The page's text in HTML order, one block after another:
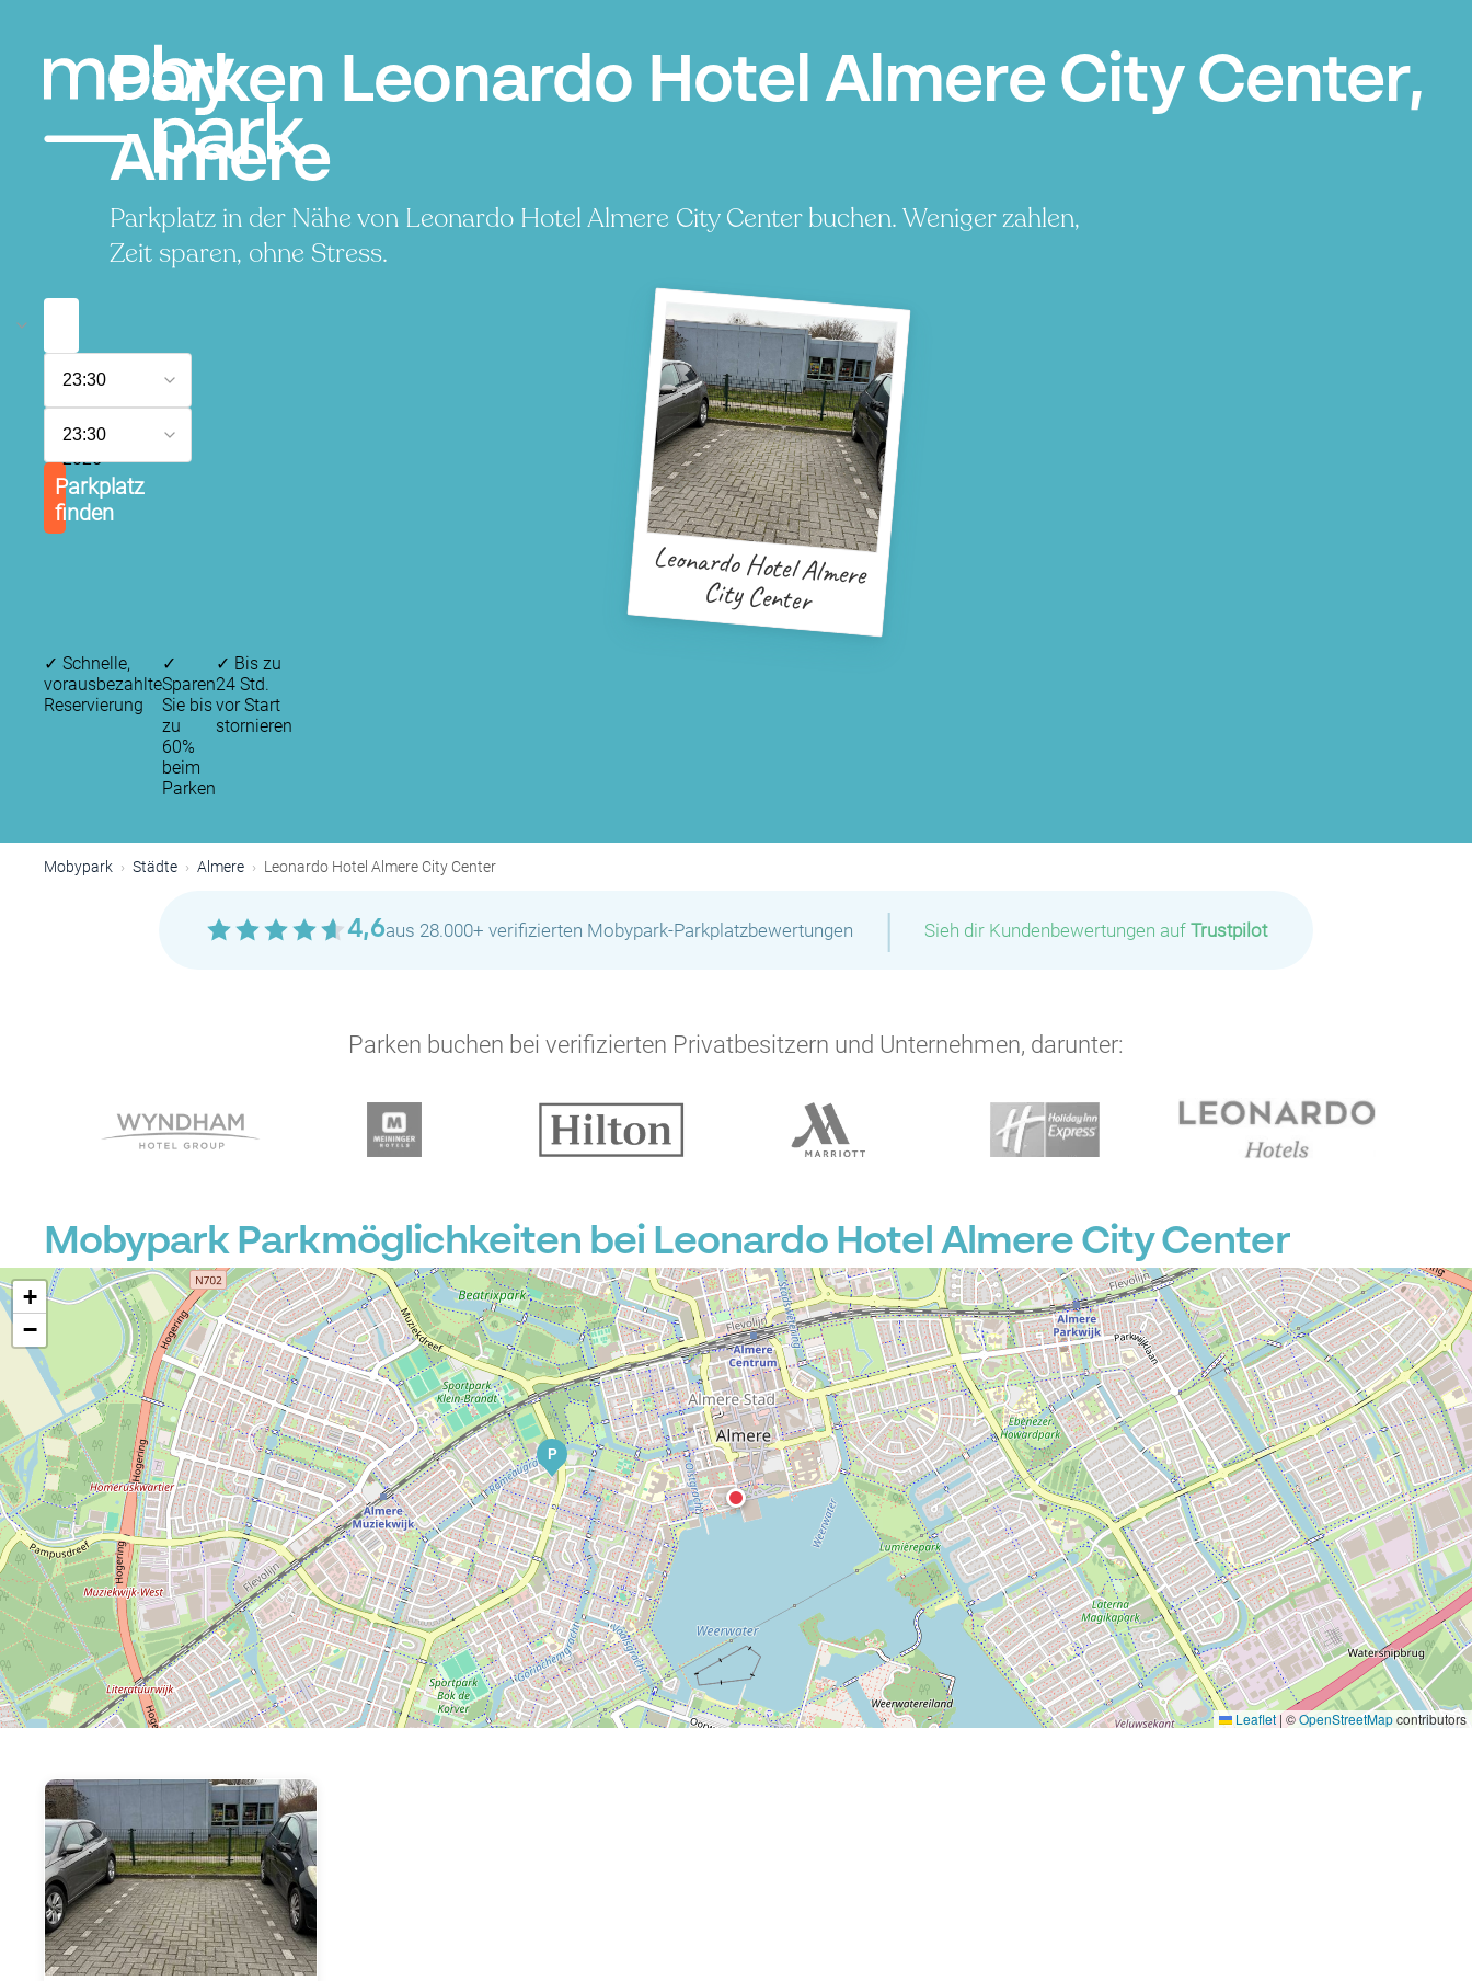
Parken Leonardo Hotel Almere City Center,
Almere
Parkplatz in der Nähe von Leonardo Hotel Almere City Center buchen. Weniger zahlen,
Zeit sparen, ohne Stress.
August
2026
23:30
August
2026
23:30
Parkplatz
finden
Leonardo Hotel Almere
City Center
✓ Schnelle,
vorausbezahlte
Reservierung
✓
Sparen
Sie bis
zu
60%
beim
Parken
✓ Bis zu
24 Std.
vor Start
stornieren
Mobypark Städte Almere Leonardo Hotel Almere City Center
4,6aus 28.000+ verifizierten Mobypark-Parkplatzbewertungen | Sieh dir Kundenbewertungen auf Trustpilot
Parken buchen bei verifizierten Privatbesitzern und Unternehmen, darunter:
Mobypark Parkmöglichkeiten bei Leonardo Hotel Almere City Center
P
+
−
Leaflet| ©OpenStreetMapcontributors